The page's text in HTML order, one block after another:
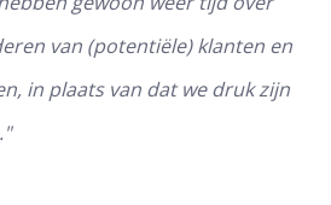
van (potentiële) klanten en
in plaats van dat we druk zijn